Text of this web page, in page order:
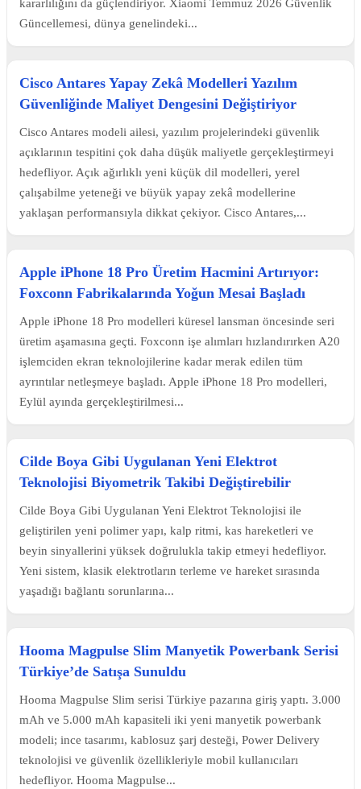
kararlılığını da güçlendiriyor. Xiaomi Temmuz 2026 Güvenlik
Güncellemesi, dünya genelindeki...
Cisco Antares Yapay Zekâ Modelleri Yazılım
Güvenliğinde Maliyet Dengesini Değiştiriyor
Cisco Antares modeli ailesi, yazılım projelerindeki güvenlik
açıklarının tespitini çok daha düşük maliyetle gerçekleştirmeyi
hedefliyor. Açık ağırlıklı yeni küçük dil modelleri, yerel
çalışabilme yeteneği ve büyük yapay zekâ modellerine
yaklaşan performansıyla dikkat çekiyor. Cisco Antares,...
Apple iPhone 18 Pro Üretim Hacmini Artırıyor:
Foxconn Fabrikalarında Yoğun Mesai Başladı
Apple iPhone 18 Pro modelleri küresel lansman öncesinde seri
üretim aşamasına geçti. Foxconn işe alımları hızlandırırken A20
işlemciden ekran teknolojilerine kadar merak edilen tüm
ayrıntılar netleşmeye başladı. Apple iPhone 18 Pro modelleri,
Eylül ayında gerçekleştirilmesi...
Cilde Boya Gibi Uygulanan Yeni Elektrot
Teknolojisi Biyometrik Takibi Değiştirebilir
Cilde Boya Gibi Uygulanan Yeni Elektrot Teknolojisi ile
geliştirilen yeni polimer yapı, kalp ritmi, kas hareketleri ve
beyin sinyallerini yüksek doğrulukla takip etmeyi hedefliyor.
Yeni sistem, klasik elektrotların terleme ve hareket sırasında
yaşadığı bağlantı sorunlarına...
Hooma Magpulse Slim Manyetik Powerbank Serisi
Türkiye’de Satışa Sunuldu
Hooma Magpulse Slim serisi Türkiye pazarına giriş yaptı. 3.000
mAh ve 5.000 mAh kapasiteli iki yeni manyetik powerbank
modeli; ince tasarımı, kablosuz şarj desteği, Power Delivery
teknolojisi ve güvenlik özellikleriyle mobil kullanıcıları
hedefliyor. Hooma Magpulse...